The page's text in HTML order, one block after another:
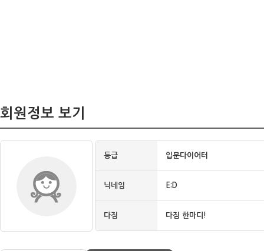
회원정보 보기
등급 입문다이어터
닉네임 E:D
다짐 다짐 한마디!